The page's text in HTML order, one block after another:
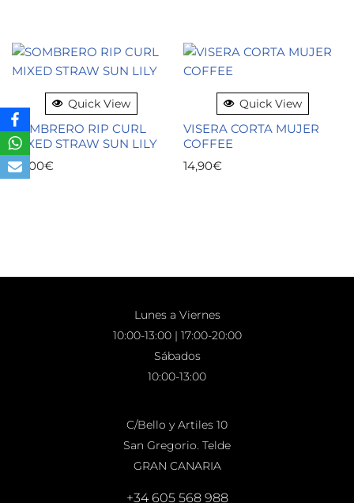
Quick View
SOMBRERO RIP CURL
MIXED STRAW SUN LILY
30,00€
Quick View
VISERA CORTA MUJER
COFFEE
14,90€
Lunes a Viernes
10:00-13:00 | 17:00-20:00
Sábados
10:00-13:00
C/Bello y Artiles 10
San Gregorio. Telde
GRAN CANARIA
+34 605 568 988